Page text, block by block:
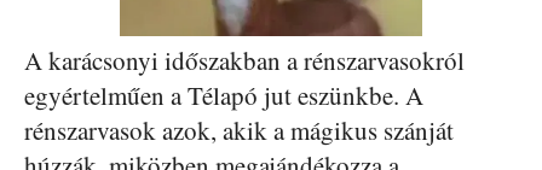
A karácsonyi időszakban a rénszarvasokról
egyértelműen a Télapó jut eszünkbe. A
rénszarvasok azok, akik a mágikus szánját